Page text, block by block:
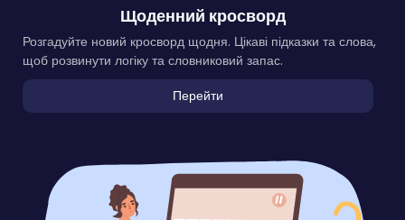
Щоденний кросворд
Розгадуйте новий кросворд щодня. Цікаві підказки та слова,
щоб розвинути логіку та словниковий запас.
Перейти